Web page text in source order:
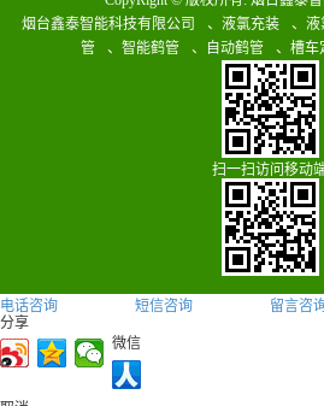
烟台鑫泰智能科技有限公司
、 液氯充装 、 液
管
、 智能鹤管 、 自动鹤管 、 槽车
扫一扫访问移动
电话咨询 短信咨询 留言咨
分享
微信